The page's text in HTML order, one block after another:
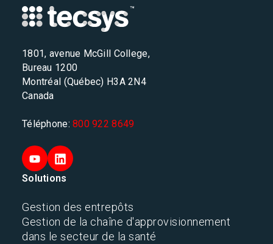
1801, avenue McGill College,
Bureau 1200
Montréal (Québec) H3A 2N4
Canada
Téléphone:800 922 8649
Solutions
Gestion des entrepôts
Gestion de la chaîne d'approvisionnement
dans le secteur de la santé